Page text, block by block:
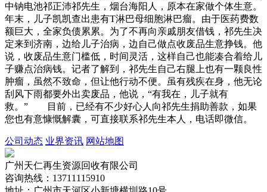
中钠电池祁正沛祁先生，烟台海阳人，原本在家做个体生意。
年末，儿子凯凯查出患有T淋巴母细胞淋巴瘤。由于医药费数
额巨大，全家负债累累。为了不再向亲戚朋友借钱，祁先生决
定来到济南，边给儿子治病，边自己做点收废品生意挣钱。他
说，收废品生意门槛低，时间灵活，这样自己也能凑合着给儿
子赚点治病钱。记者了解到，祁先生自己右腿上也有一颗良性
肿瘤，虽然不致命，但让他行动不便。虽有残疾在身，他无论
刮风下雨都要外出卖废品，他说，“有我在，儿子就有
救。” 目前，已经有不少好心人向祁先生捐助善款，如果
您也有意慷慨解囊，可直接联系祁先生本人，电话即微信。
公司动态 业界资讯 网站地图
广州天仁再生资源回收有限公司
咨询热线：13711115910